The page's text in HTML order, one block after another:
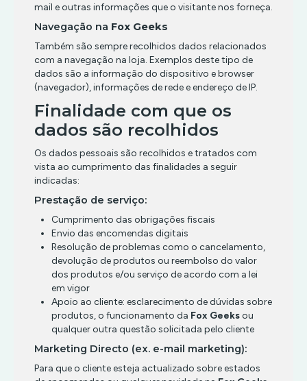
mail e outras informações que o visitante nos forneça.
Navegação na Fox Geeks
Também são sempre recolhidos dados relacionados
com a navegação na loja. Exemplos deste tipo de
dados são a informação do dispositivo e browser
(navegador), informações de rede e endereço de IP.
Finalidade com que os
dados são recolhidos
Os dados pessoais são recolhidos e tratados com
vista ao cumprimento das finalidades a seguir
indicadas:
Prestação de serviço:
Cumprimento das obrigações fiscais
Envio das encomendas digitais
Resolução de problemas como o cancelamento,
devolução de produtos ou reembolso do valor
dos produtos e/ou serviço de acordo com a lei
em vigor
Apoio ao cliente: esclarecimento de dúvidas sobre
produtos, o funcionamento da Fox Geeksou
qualquer outra questão solicitada pelo cliente
Marketing Directo (ex. e-mail marketing):
Para que o cliente esteja actualizado sobre estados